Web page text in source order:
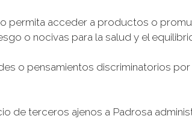
permita acceder a productos o
o nocivas para la salud y el
o pensamientos discriminatorios
de terceros ajenos a Padrosa